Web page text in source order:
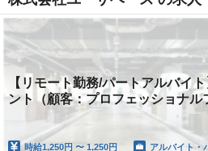
【リモート勤務/パートアルバイ
ント（顧客：プロフェッショナル
時給1,250円 〜 1,250円 アルバイト・